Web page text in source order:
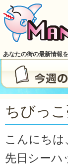
あなたの街の最新情報
ちびっ
こんにちは
先日シーハ